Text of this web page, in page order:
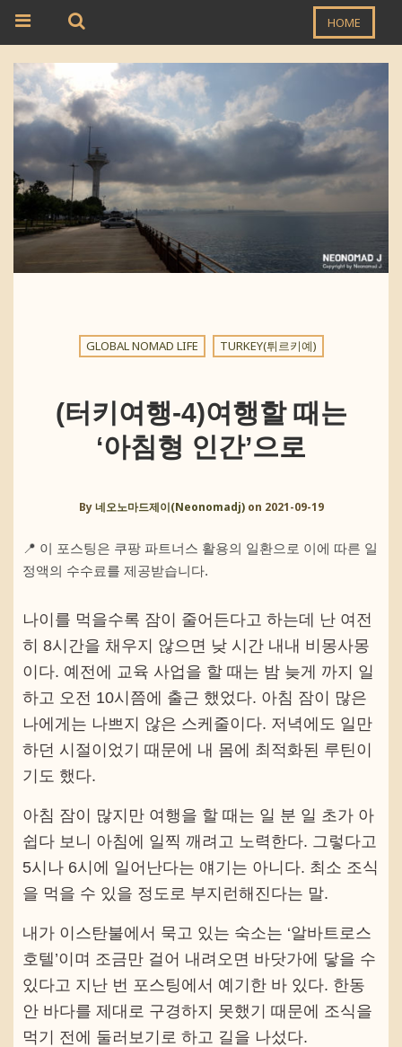
HOME
GLOBAL NOMAD LIFE TURKEY(튀르키예)
(터키여행-4)여행할 때는
‘아침형 인간’으로
By네오노마드제이(Neonomadj) on 2021-09-19
📍 이 포스팅은 쿠팡 파트너스 활용의 일환으로 이에 따른 일
정액의 수수료를 제공받습니다.
나이를 먹을수록 잠이 줄어든다고 하는데 난 여전
히 8시간을 채우지 않으면 낮 시간 내내 비몽사몽
이다. 예전에 교육 사업을 할 때는 밤 늦게 까지 일
하고 오전 10시쯤에 출근 했었다. 아침 잠이 많은
나에게는 나쁘지 않은 스케줄이다. 저녁에도 일만
하던 시절이었기 때문에 내 몸에 최적화된 루틴이
기도 했다.
아침 잠이 많지만 여행을 할 때는 일 분 일 초가 아
쉽다 보니 아침에 일찍 깨려고 노력한다. 그렇다고
5시나 6시에 일어난다는 얘기는 아니다. 최소 조식
을 먹을 수 있을 정도로 부지런해진다는 말.
내가 이스탄불에서 묵고 있는 숙소는 ‘알바트로스
호텔’이며 조금만 걸어 내려오면 바닷가에 닿을 수
있다고 지난 번 포스팅에서 예기한 바 있다. 한동
안 바다를 제대로 구경하지 못했기 때문에 조식을
먹기 전에 둘러보기로 하고 길을 나섰다.